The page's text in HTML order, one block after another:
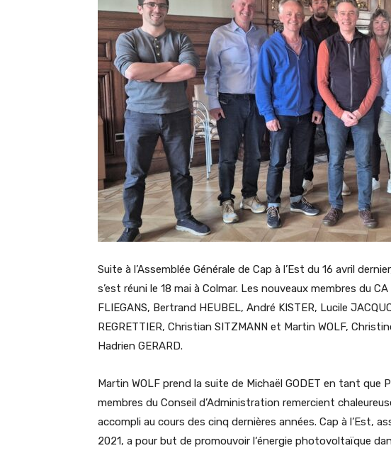
Suite à l’Assemblée Générale de Cap à l’Est du 16 avril
s’est réuni le 18 mai à Colmar. Les nouveaux membres du
FLIEGANS, Bertrand HEUBEL, André KISTER, Lucile
REGRETTIER, Christian SITZMANN et Martin WOLF,
Hadrien GERARD.
Martin WOLF prend la suite de Michaël GODET en tant que
membres du Conseil d’Administration remercient
accompli au cours des cinq dernières années. Cap à l’Est,
2021, a pour but de promouvoir l‘énergie photovoltaïque